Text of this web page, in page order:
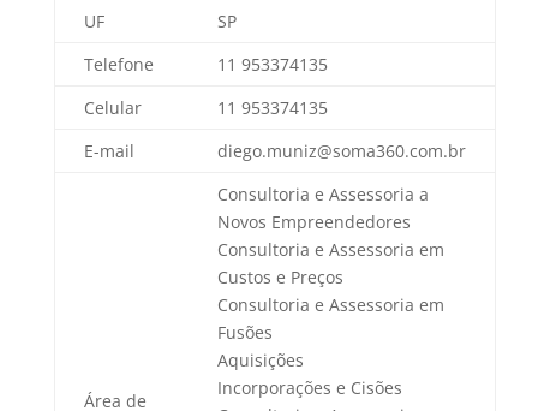
UF
SP
Telefone
11 953374135
Celular
11 953374135
E-mail
diego.muniz@soma360.com.br
Área de
Consultoria e Assessoria a
Novos Empreendedores
Consultoria e Assessoria em
Custos e Preços
Consultoria e Assessoria em
Fusões
Aquisições
Incorporações e Cisões